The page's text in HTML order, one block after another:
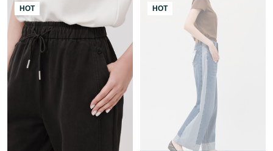
HOT HOT